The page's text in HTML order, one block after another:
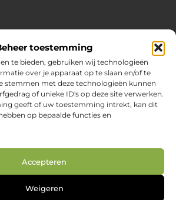
toestemming
te bieden, gebruiken wij technologieën
over je apparaat op te slaan en/of te
stemmen met deze technologieën kunnen
of unieke ID's op deze site verwerken.
geeft of uw toestemming intrekt, kan dit
op bepaalde functies en
Accepteren
Weigeren
en praktische tips
verzameling blogs en artikelen
en verrassende inzichten om
realiseren. Van interieurideeën tot
– haal het beste uit jouw huis en